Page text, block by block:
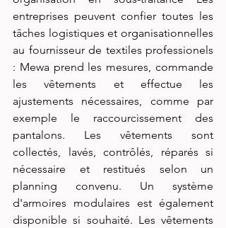
entreprises peuvent confier toutes les
tâches logistiques et organisationnelles
au fournisseur de textiles professionels
: Mewa prend les mesures, commande
les vêtements et effectue les
ajustements nécessaires, comme par
exemple le raccourcissement des
pantalons. Les vêtements sont
collectés, lavés, contrôlés, réparés si
nécessaire et restitués selon un
planning convenu. Un système
d'armoires modulaires est également
disponible si souhaité. Les vêtements